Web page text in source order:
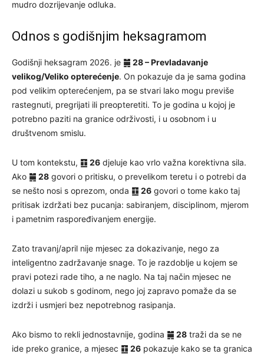
mudro dozrijevanje odluka.
Odnos s godišnjim heksagramom
Godišnji heksagram 2026. je ䷛ 28 – Prevladavanje
velikog/Veliko opterećenje. On pokazuje da je sama godina
pod velikim opterećenjem, pa se stvari lako mogu previše
rastegnuti, pregrijati ili preopteretiti. To je godina u kojoj je
potrebno paziti na granice održivosti, i u osobnom i u
društvenom smislu.
U tom kontekstu, ䷚ 26 djeluje kao vrlo važna korektivna sila.
Ako ䷛ 28 govori o pritisku, o prevelikom teretu i o potrebi da
se nešto nosi s oprezom, onda ䷚ 26 govori o tome kako taj
pritisak izdržati bez pucanja: sabiranjem, disciplinom, mjerom
i pametnim raspoređivanjem energije.
Zato travanj/april nije mjesec za dokazivanje, nego za
inteligentno zadržavanje snage. To je razdoblje u kojem se
pravi potezi rade tiho, a ne naglo. Na taj način mjesec ne
dolazi u sukob s godinom, nego joj zapravo pomaže da se
izdrži i usmjeri bez nepotrebnog rasipanja.
Ako bismo to rekli jednostavnije, godina ䷛ 28 traži da se ne
ide preko granice, a mjesec ䷚ 26 pokazuje kako se ta granica